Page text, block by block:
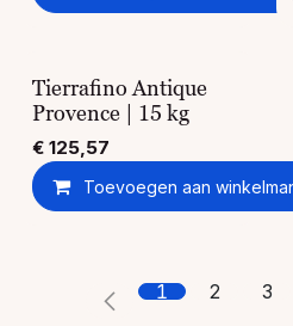
Tierrafino Antique
Provence | 15 kg
€ 125,57
Toevoegen aan
1 2 3